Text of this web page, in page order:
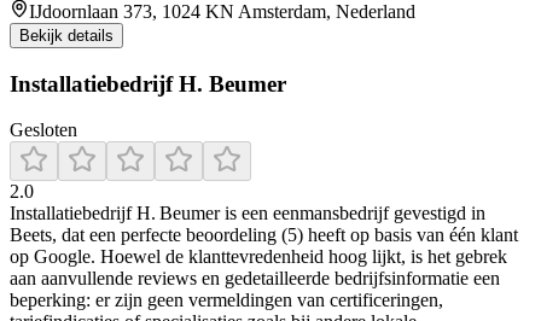
IJdoornlaan 373, 1024 KN Amsterdam, Nederland
Bekijk details
Installatiebedrijf H. Beumer
Gesloten
2.0
Installatiebedrijf H. Beumer is een eenmansbedrijf gevestigd in
Beets, dat een perfecte beoordeling (5) heeft op basis van één klant
op Google. Hoewel de klanttevredenheid hoog lijkt, is het gebrek
aan aanvullende reviews en gedetailleerde bedrijfsinformatie een
beperking: er zijn geen vermeldingen van certificeringen,